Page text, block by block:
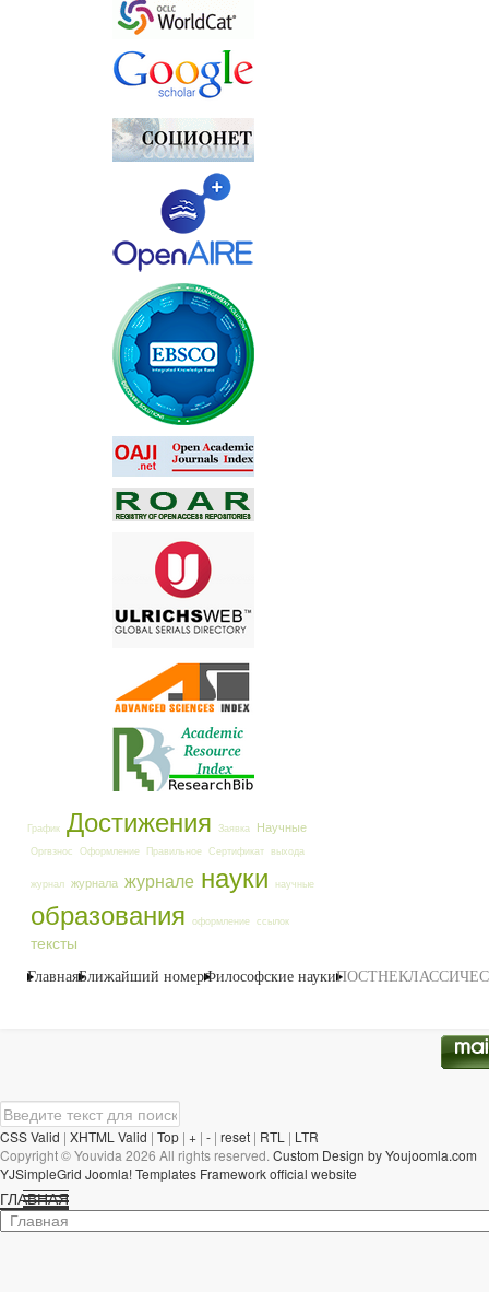
График Достижения Заявка Научные
Оргвзнос Оформление Правильное Сертификат выхода
журнал журнала журнале науки научные
образования оформление ссылок
тексты
ГлавнаяБлижайший номерФилософские науки
CSS Valid | XHTML Valid | Top | + | - | reset | RTL | LTR
Copyright ©Youvida 2026 All rights reserved. Custom Design by Youjoomla.com
YJSimpleGrid Joomla! Templates Framework official website
ГЛАВНАЯ